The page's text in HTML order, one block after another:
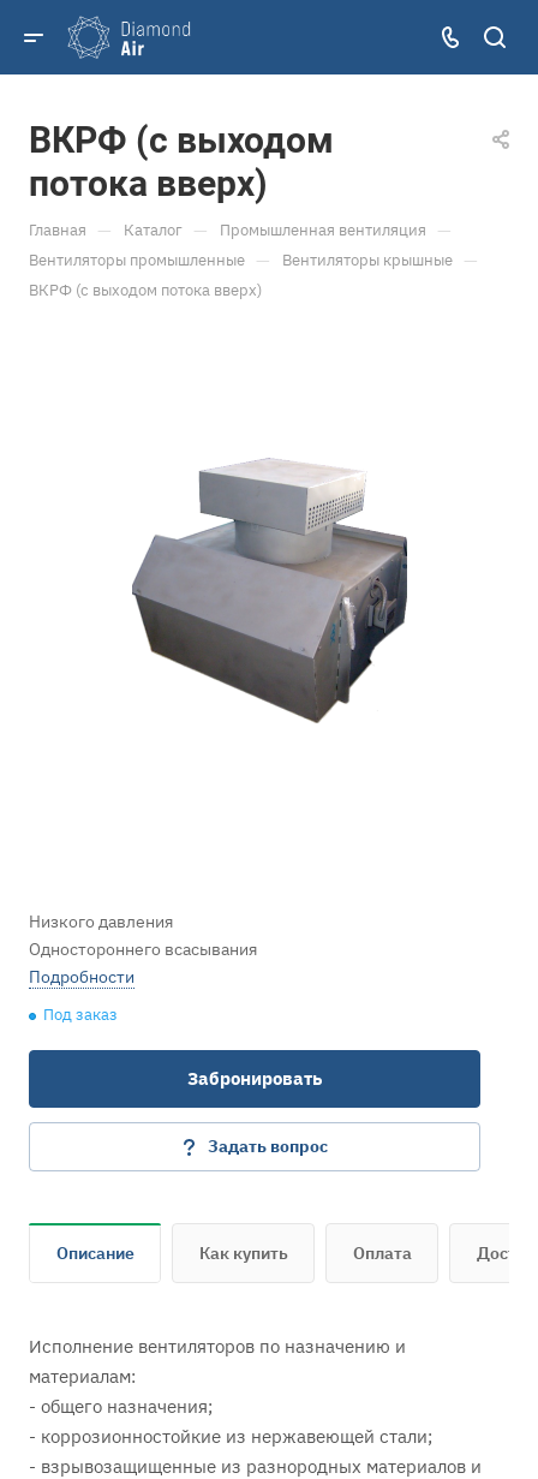
ВКРФ (с выходом
потока вверх)
Главная — Каталог — Промышленная вентиляция —
Вентиляторы промышленные — Вентиляторы крышные —
ВКРФ (с выходом потока вверх)
Низкого давления
Одностороннего всасывания
Подробности
Под заказ
Забронировать
Задать вопрос
Описание Как купить Оплата
Исполнение вентиляторов по назначению и
материалам:
- общего назначения;
- коррозионностойкие из нержавеющей стали;
- взрывозащищенные из разнородных материалов и